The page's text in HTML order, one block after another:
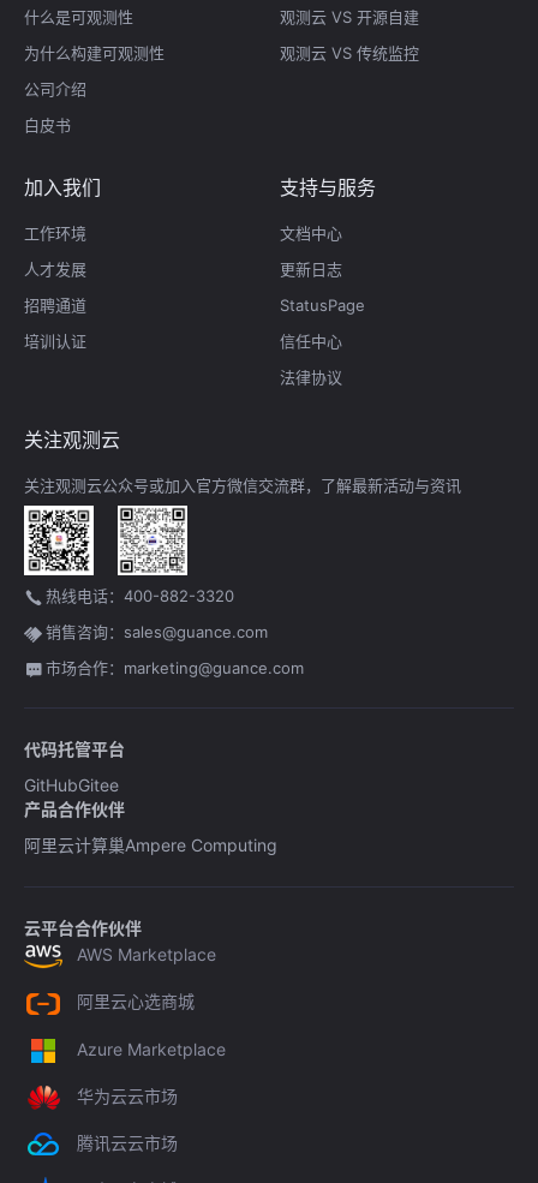
什么是可观测性
为什么构建可观测性
公司介绍
白皮书
观测云 VS 开源自建
观测云 VS 传统监控
加入我们
工作环境
人才发展
招聘通道
培训认证
支持与服务
文档中心
更新日志
StatusPage
信任中心
法律协议
关注观测云
关注观测云公众号或加入官方微信交流群，了解最新活动与资讯
热线电话：400-882-3320
销售咨询：sales@guance.com
市场合作：marketing@guance.com
代码托管平台
GitHubGitee
产品合作伙伴
阿里云计算巢Ampere Computing
云平台合作伙伴
AWS Marketplace
阿里云心选商城
Azure Marketplace
华为云云市场
腾讯云云市场